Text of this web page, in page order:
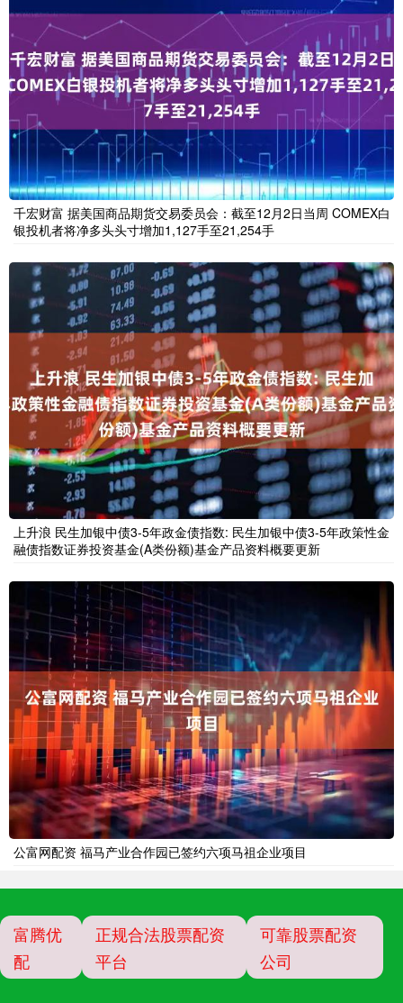
千宏财富 据美国商品期货交易委员会：截至12月2日当周 COMEX白
银投机者将净多头头寸增加1,127手至21,254手
上升浪 民生加银中债3-5年政金债指数: 民生加银中债3-5年政策性金
融债指数证券投资基金(A类份额)基金产品资料概要更新
公富网配资 福马产业合作园已签约六项马祖企业项目
富腾优
配
正规合法股票配资
平台
可靠股票配资
公司